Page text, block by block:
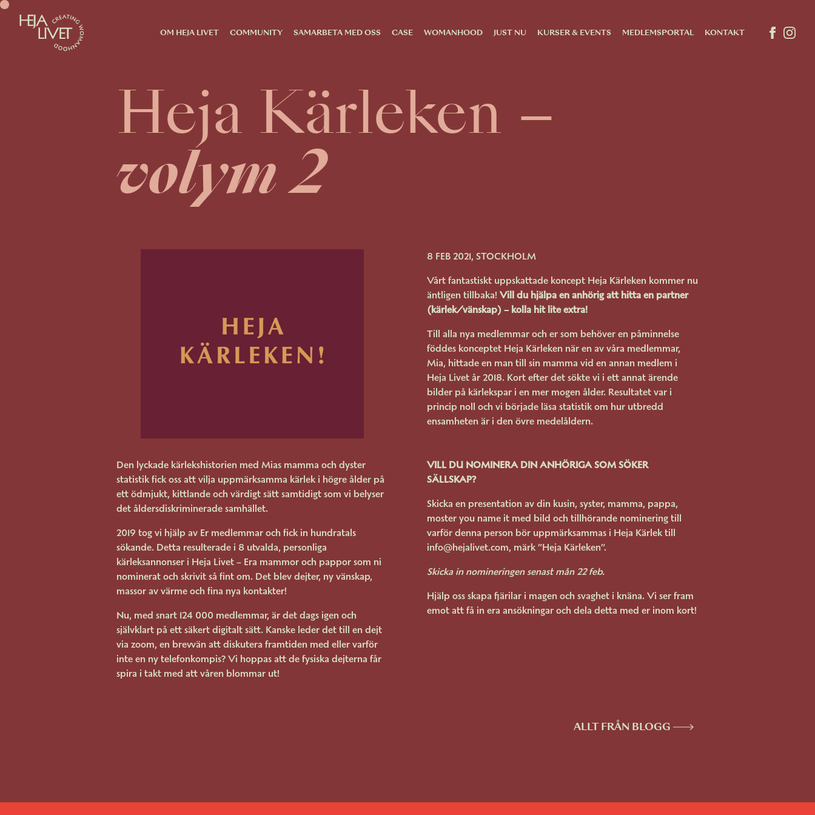
OM HEJA LIVET COMMUNITY SAMARBETA MED OSS CASE WOMANHOOD JUST NU KURSER & EVENTS MEDLEMSPORTAL KONTAKT
Heja Kärleken –
volym 2
8 FEB 2021, STOCKHOLM
Vårt fantastiskt uppskattade koncept Heja Kärleken kommer nu
äntligen tillbaka!Vill du hjälpa en anhörig att hitta en partner
(kärlek/vänskap) – kolla hit lite extra!
Till alla nya medlemmar och er som behöver en påminnelse
föddes konceptet Heja Kärleken när en av våra medlemmar,
Mia, hittade en man till sin mamma vid en annan medlem i
Heja Livet år 2018. Kort efter det sökte vi i ett annat ärende
bilder på kärlekspar i en mer mogen ålder. Resultatet var i
princip noll och vi började läsa statistik om hur utbredd
ensamheten är i den övre medelåldern.
Den lyckade kärlekshistorien med Mias mamma och dyster
statistik fick oss att vilja uppmärksamma kärlek i högre ålder på
ett ödmjukt, kittlande och värdigt sätt samtidigt som vi belyser
det åldersdiskriminerade samhället.
2019 tog vi hjälp av Er medlemmar och fick in hundratals
sökande. Detta resulterade i 8 utvalda, personliga
kärleksannonser i Heja Livet – Era mammor och pappor som ni
nominerat och skrivit så fint om. Det blev dejter, ny vänskap,
massor av värme och fina nya kontakter!
Nu, med snart 124 000 medlemmar, är det dags igen och
självklart på ett säkert digitalt sätt. Kanske leder det till en dejt
via zoom, en brevvän att diskutera framtiden med eller varför
inte en ny telefonkompis? Vi hoppas att de fysiska dejterna får
spira i takt med att våren blommar ut!
VILL DU NOMINERA DIN ANHÖRIGA SOM SÖKER
SÄLLSKAP?
Skicka en presentation av din kusin, syster, mamma, pappa,
moster you name it med bild och tillhörande nominering till
varför denna person bör uppmärksammas i Heja Kärlek till
info@hejalivet.com, märk ”Heja Kärleken”.
Skicka in nomineringen senast mån 22 feb.
Hjälp oss skapa fjärilar i magen och svaghet i knäna. Vi ser fram
emot att få in era ansökningar och dela detta med er inom kort!
ALLT FRÅN BLOGG